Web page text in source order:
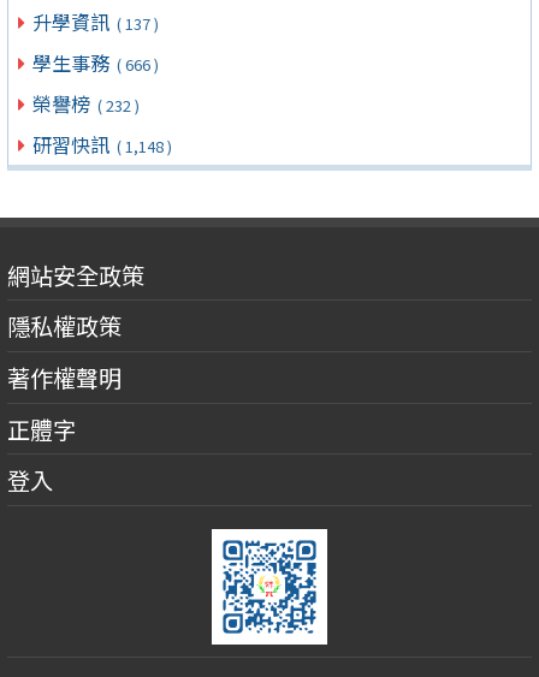
升學資訊 ( 137 )
學生事務 ( 666 )
榮譽榜 ( 232 )
研習快訊 ( 1,148 )
網站安全政策
隱私權政策
著作權聲明
正體字
登入